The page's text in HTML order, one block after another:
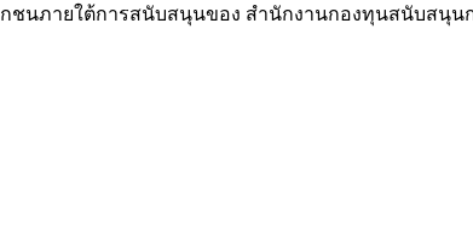
ชนภายใต้การสนับสนุนของ สำนักงานกองทุนสนับสนุน